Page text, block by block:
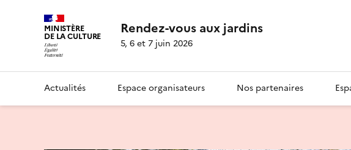
MINISTÈRE
DE LA CULTURE Rendez-vous aux jardins
5, 6 et 7 juin 2026
Actualités Espace organisateurs Nos partenaires